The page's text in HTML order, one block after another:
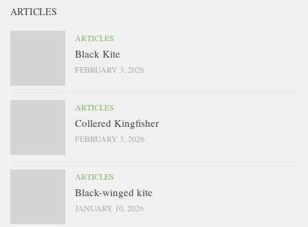
ARTICLES
ARTICLES
Black Kite
FEBRUARY 3, 2026
ARTICLES
Collered Kingfisher
FEBRUARY 3, 2026
ARTICLES
Black-winged kite
JANUARY 10, 2026